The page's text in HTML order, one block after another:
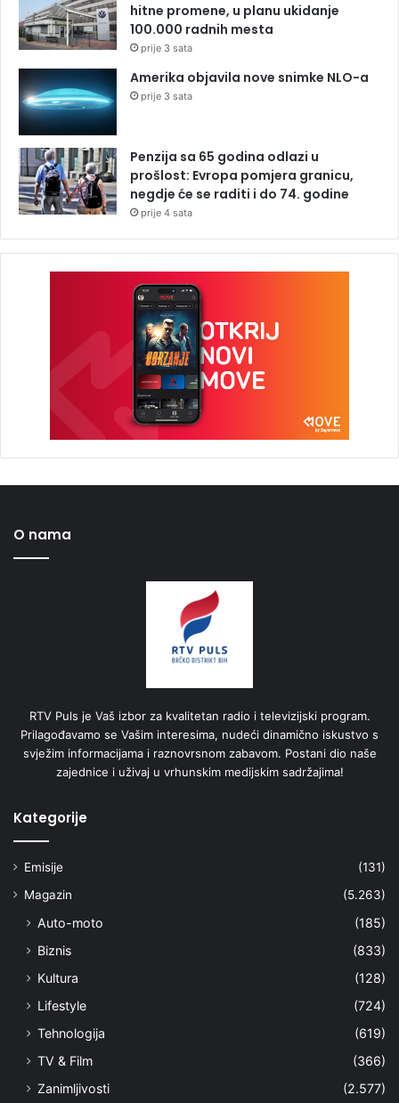
hitne promene, u planu ukidanje
100.000 radnih mesta
prije 3 sata
Amerika objavila nove snimke NLO-a
prije 3 sata
Penzija sa 65 godina odlazi u
prošlost: Evropa pomjera granicu,
negdje će se raditi i do 74. godine
prije 4 sata
O nama
RTV Puls je Vaš izbor za kvalitetan radio i televizijski program.
Prilagođavamo se Vašim interesima, nudeći dinamično iskustvo s
svježim informacijama i raznovrsnom zabavom. Postani dio naše
zajednice i uživaj u vrhunskim medijskim sadržajima!
Kategorije
Emisije
(131)
Magazin
(5.263)
Auto-moto
(185)
Biznis
(833)
Kultura
(128)
Lifestyle
(724)
Tehnologija
(619)
TV & Film
(366)
Zanimljivosti
(2.577)